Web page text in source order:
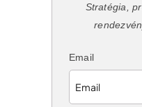
Stratégia,
Email